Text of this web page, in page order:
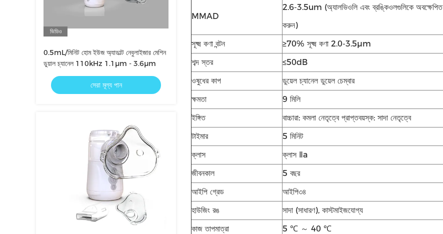
ভিডিও
0.5mL/মিনিট হোম ইউজ অ্যাডাল্ট নেবুলাইজার মেশিন
ডুয়াল চ্যানেল 110kHz 1.1μm - 3.6μm
সেরা মূল্য পান
MMAD
2.6-3.5um (অ্যালভিওলি এবং ব্রঙ্কিওলগুলিকে অবক্ষেপিত
করুন)
সূক্ষ্ম কণা বন্টন
≥70% সূক্ষ্ম কণা 2.0-3.5μm
শব্দ স্তর
≤50dB
ওষুধের কাপ
ডুয়েল চ্যানেল ডুয়েল চেম্বার
ক্ষমতা
9 মিলি
ইঙ্গিত
বাচ্চারা: কমলা নেতৃত্বে প্রাপ্তবয়স্ক: সাদা নেতৃত্বে
টাইমার
5 মিনিট
ক্লাস
ক্লাস Ⅱa
জীবনকাল
5 বছর
আইপি গ্রেড
আইপি৩৪
হাউজিং রঙ
সাদা (সাধারণ), কাস্টমাইজযোগ্য
কাজ তাপমাত্রা
5 ℃ ～ 40 ℃